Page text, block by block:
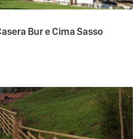
Bur e Cima Sasso